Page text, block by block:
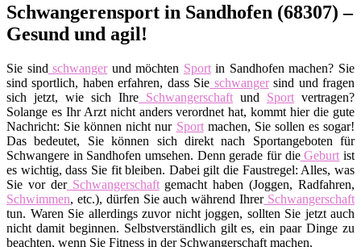
Schwangerensport in Sandhofen (68307) –
Gesund und agil!
Sie sind schwangerund möchten Sportin Sandhofen machen? Sie
sind sportlich, haben erfahren, dass Sie schwangersind und fragen
sich jetzt, wie sich Ihre Schwangerschaft und Sport vertragen?
Solange es Ihr Arzt nicht anders verordnet hat, kommt hier die gute
Nachricht: Sie können nicht nur Sportmachen, Sie sollen es sogar!
Das bedeutet, Sie können sich direkt nach Sportangeboten für
Schwangere in Sandhofen umsehen. Denn gerade für dieGeburt ist
es wichtig, dass Sie fit bleiben. Dabei gilt die Faustregel: Alles, was
Sie vor derSchwangerschaftgemacht haben (Joggen, Radfahren,
Schwimmen, etc.), dürfen Sie auch während IhrerSchwangerschaft
tun. Waren Sie allerdings zuvor nicht joggen, sollten Sie jetzt auch
nicht damit beginnen. Selbstverständlich gilt es, ein paar Dinge zu
beachten, wenn Sie Fitness in der Schwangerschaft machen.